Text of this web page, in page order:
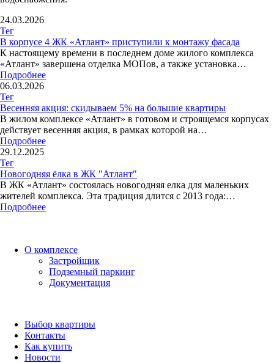
24.03.2026
Тег
В корпусе 4 ЖК «Атлант» приступили к монтажу фасада
К настоящему времени в последнем доме жилого комплекса
«Атлант» завершена отделка МОПов, а также установка…
Подробнее
06.03.2026
Тег
Весенняя акция: скидываем 5% на большие квартиры
В жилом комплексе «Атлант» в готовом и строящемся корпусах
действует весенняя акция, в рамках которой на…
Подробнее
29.12.2025
Тег
Новогодняя ёлка в ЖК "Атлант"
В ЖК «Атлант» состоялась новогодняя елка для маленьких
жителей комплекса. Эта традиция длится с 2013 года:…
Подробнее
О комплексе
Застройщик
Подземный паркинг
Документация
Выбор квартиры
Контакты
Как купить
Новости